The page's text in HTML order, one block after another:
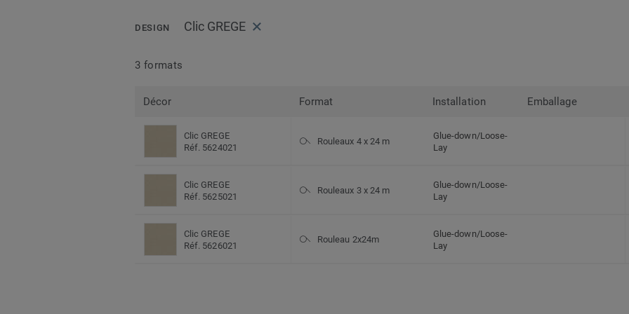
DESIGN Clic GREGE
3 formats
Décor Format Installation Emballage
Clic GREGE
Réf. 5624021
Rouleaux 4 x 24 m
Glue-down/Loose-
Lay
Clic GREGE
Réf. 5625021
Rouleaux 3 x 24 m
Glue-down/Loose-
Lay
Clic GREGE
Réf. 5626021
Rouleau 2x24m
Glue-down/Loose-
Lay